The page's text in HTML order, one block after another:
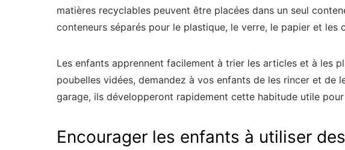
matières recyclables peuvent être placées dans un seul
conteneurs séparés pour le plastique, le verre, le papier et les
Les enfants apprennent facilement à trier les articles et à les
poubelles vidées, demandez à vos enfants de les rincer et de
garage, ils développeront rapidement cette habitude utile pour
Encourager les enfants à utiliser